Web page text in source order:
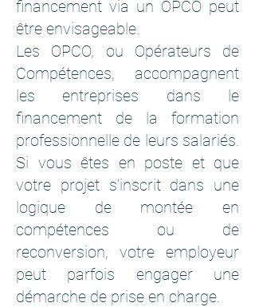
financement via un OPCO peut
être envisageable.
Les OPCO, ou Opérateurs de
Compétences, accompagnent
les entreprises dans le
financement de la formation
professionnelle de leurs salariés.
Si vous êtes en poste et que
votre projet s’inscrit dans une
logique de montée en
compétences ou de
reconversion, votre employeur
peut parfois engager une
démarche de prise en charge.